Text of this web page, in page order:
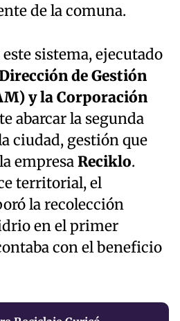
de la comuna.
sistema, ejecutado
de Gestión
y la Corporación
abarcar la segunda
ciudad, gestión que
empresaReciklo.
territorial, el
la recolección
en el primer
con el beneficio